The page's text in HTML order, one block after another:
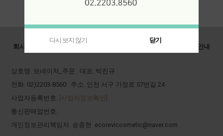
회사소개 이용안내
상호명. 보네이처_주문 대표. 박진규
전화. 02)2203-8560 주소. 인천 서구 가정로 57번길 24
사업자등록번호.
[사업자정보확인]
통신판매업번호.
개인정보관리책임자. 송종현 ecorevicosmetic@naver.com
다시 보지 않기 닫기